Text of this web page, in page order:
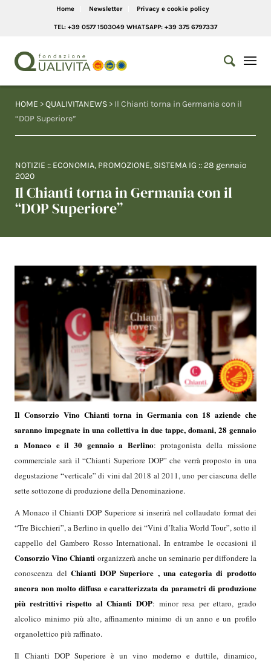
Home Newsletter Privacy e cookie policy
TEL: +39 0577 1503049 WHATSAPP: +39 375 6797337
HOME >QUALIVITANEWS > Il Chianti torna in Germania con il
“DOP Superiore”
NOTIZIE :: ECONOMIA, PROMOZIONE, SISTEMA IG :: 28 gennaio
2020
Il Chianti torna in Germania con il
“DOP Superiore”
Il Consorzio Vino Chianti torna in Germania con 18 aziende che
saranno impegnate in una collettiva in due tappe, domani, 28 gennaio
a Monaco e il 30 gennaio a Berlino: protagonista della missione
commerciale sarà il “Chianti Superiore DOP” che verrà proposto in una
degustazione “verticale” di vini dal 2018 al 2011, uno per ciascuna delle
sette sottozone di produzione della Denominazione.
A Monaco il Chianti DOP Superiore si inserirà nel collaudato format dei
“Tre Bicchieri”, a Berlino in quello dei “Vini d’Italia World Tour”, sotto il
cappello del Gambero Rosso International. In entrambe le occasioni il
ConsorzioVino Chianti organizzerà anche un seminario per diffondere la
conoscenza del Chianti DOPSuperiore , una categoria di prodotto
ancora non molto diffusa e caratterizzata da parametri di produzione
più restrittivi rispetto al Chianti DOP: minor resa per ettaro, grado
alcolico minimo più alto, affinamento minimo di un anno e un profilo
organolettico più raffinato.
Il Chianti DOP Superiore è un vino moderno e duttile, dinamico,